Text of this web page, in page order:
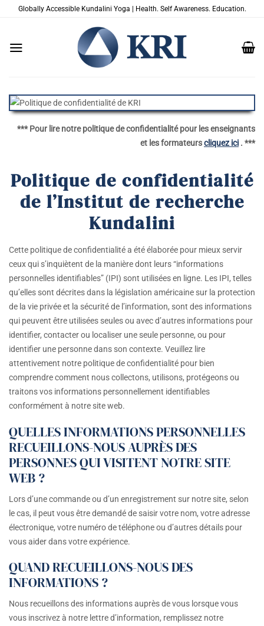
PasserGlobally Accessible Kundalini Yoga | Health. Self Awareness. Education.
*** Pour lire notre politique de confidentialité pour les enseignants
et les formateurscliquez ici . ***
Politique de confidentialité
de l’Institut de recherche
Kundalini
Cette politique de confidentialité a été élaborée pour mieux servir
ceux qui s’inquiètent de la manière dont leurs “informations
personnelles identifiables” (IPI) sont utilisées en ligne. Les IPI, telles
qu’elles sont décrites dans la législation américaine sur la protection
de la vie privée et la sécurité de l’information, sont des informations
qui peuvent être utilisées seules ou avec d’autres informations pour
identifier, contacter ou localiser une seule personne, ou pour
identifier une personne dans son contexte. Veuillez lire
attentivement notre politique de confidentialité pour bien
comprendre comment nous collectons, utilisons, protégeons ou
traitons vos informations personnellement identifiables
conformément à notre site web.
QUELLES INFORMATIONS PERSONNELLES
RECUEILLONS-NOUS AUPRÈS DES
PERSONNES QUI VISITENT NOTRE SITE
WEB ?
Lors d’une commande ou d’un enregistrement sur notre site, selon
le cas, il peut vous être demandé de saisir votre nom, votre adresse
électronique, votre numéro de téléphone ou d’autres détails pour
vous aider dans votre expérience.
QUAND RECUEILLONS-NOUS DES
INFORMATIONS ?
Nous recueillons des informations auprès de vous lorsque vous
vous inscrivez à notre lettre d’information, remplissez notre